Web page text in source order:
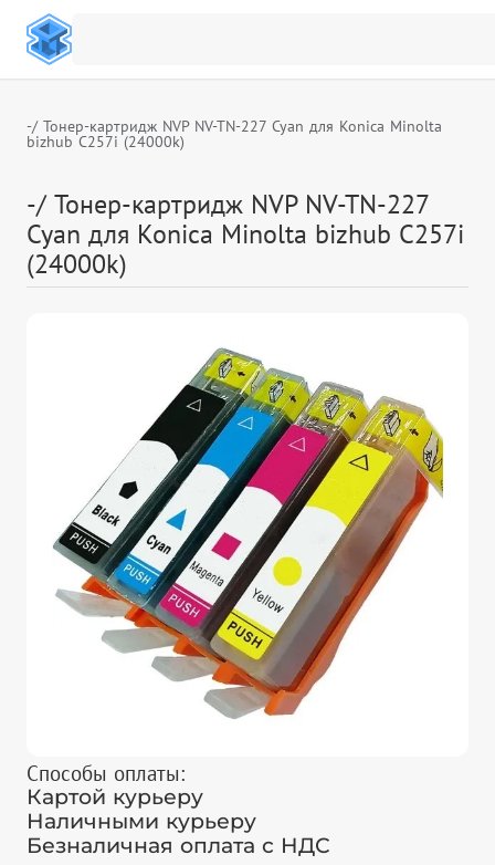
-/ Тонер-картридж NVP NV-TN-227 Cyan для Konica Minolta
bizhub C257i (24000k)
-/ Тонер-картридж NVP NV-TN-227
Cyan для Konica Minolta bizhub C257i
(24000k)
Способы оплаты:
Картой курьеру
Наличными курьеру
Безналичная оплата с НДС